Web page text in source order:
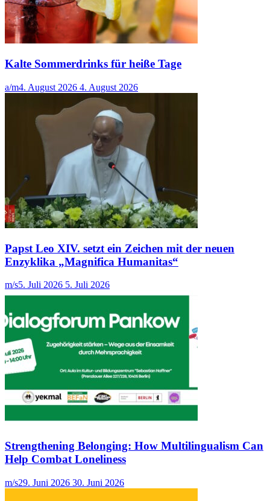
Kalte Sommerdrinks für heiße Tage
a/m4. August 2026 4. August 2026
Papst Leo XIV. setzt ein Zeichen mit der neuen
Enzyklika „Magnifica Humanitas“
m/s5. Juli 2026 5. Juli 2026
Strengthening Belonging: How Multilingualism Can
Help Combat Loneliness
m/s29. Juni 2026 30. Juni 2026